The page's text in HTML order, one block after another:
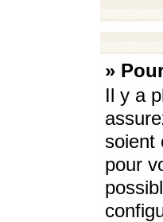
»
Il y a
soient
pour